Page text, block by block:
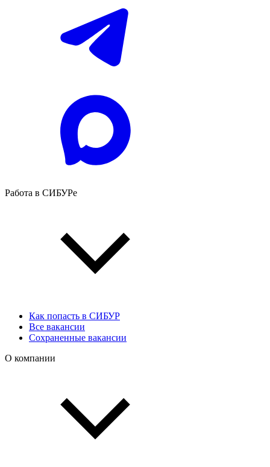
Работа в СИБУРе
Как попасть в СИБУР
Все вакансии
Сохраненные вакансии
О компании